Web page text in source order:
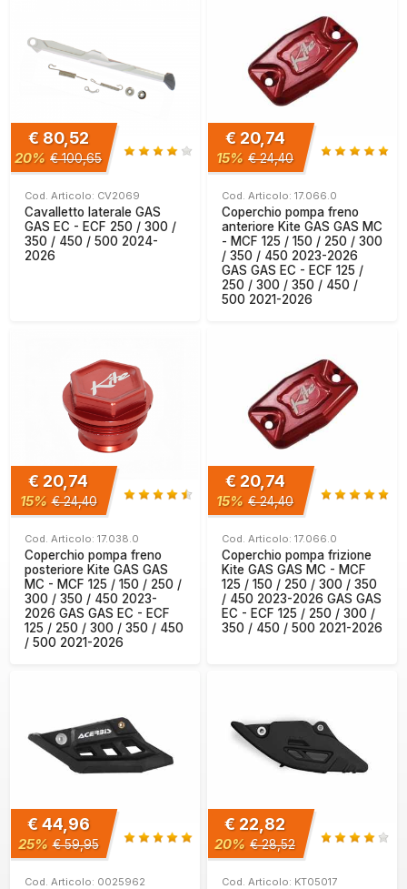
€ 80,52
20% € 100,65
Cod. Articolo: CV2069
Cavalletto laterale GAS
GAS EC - ECF 250 / 300 /
350 / 450 / 500 2024-
2026
€ 20,74
15% € 24,40
Cod. Articolo: 17.066.0
Coperchio pompa freno
anteriore Kite GAS GAS MC
- MCF 125 / 150 / 250 / 300
/ 350 / 450 2023-2026
GAS GAS EC - ECF 125 /
250 / 300 / 350 / 450 /
500 2021-2026
€ 20,74
15% € 24,40
Cod. Articolo: 17.038.0
Coperchio pompa freno
posteriore Kite GAS GAS
MC - MCF 125 / 150 / 250 /
300 / 350 / 450 2023-
2026 GAS GAS EC - ECF
125 / 250 / 300 / 350 / 450
/ 500 2021-2026
€ 20,74
15% € 24,40
Cod. Articolo: 17.066.0
Coperchio pompa frizione
Kite GAS GAS MC - MCF
125 / 150 / 250 / 300 / 350
/ 450 2023-2026 GAS GAS
EC - ECF 125 / 250 / 300 /
350 / 450 / 500 2021-2026
€ 44,96
25% € 59,95
Cod. Articolo: 0025962
€ 22,82
20% € 28,52
Cod. Articolo: KT05017